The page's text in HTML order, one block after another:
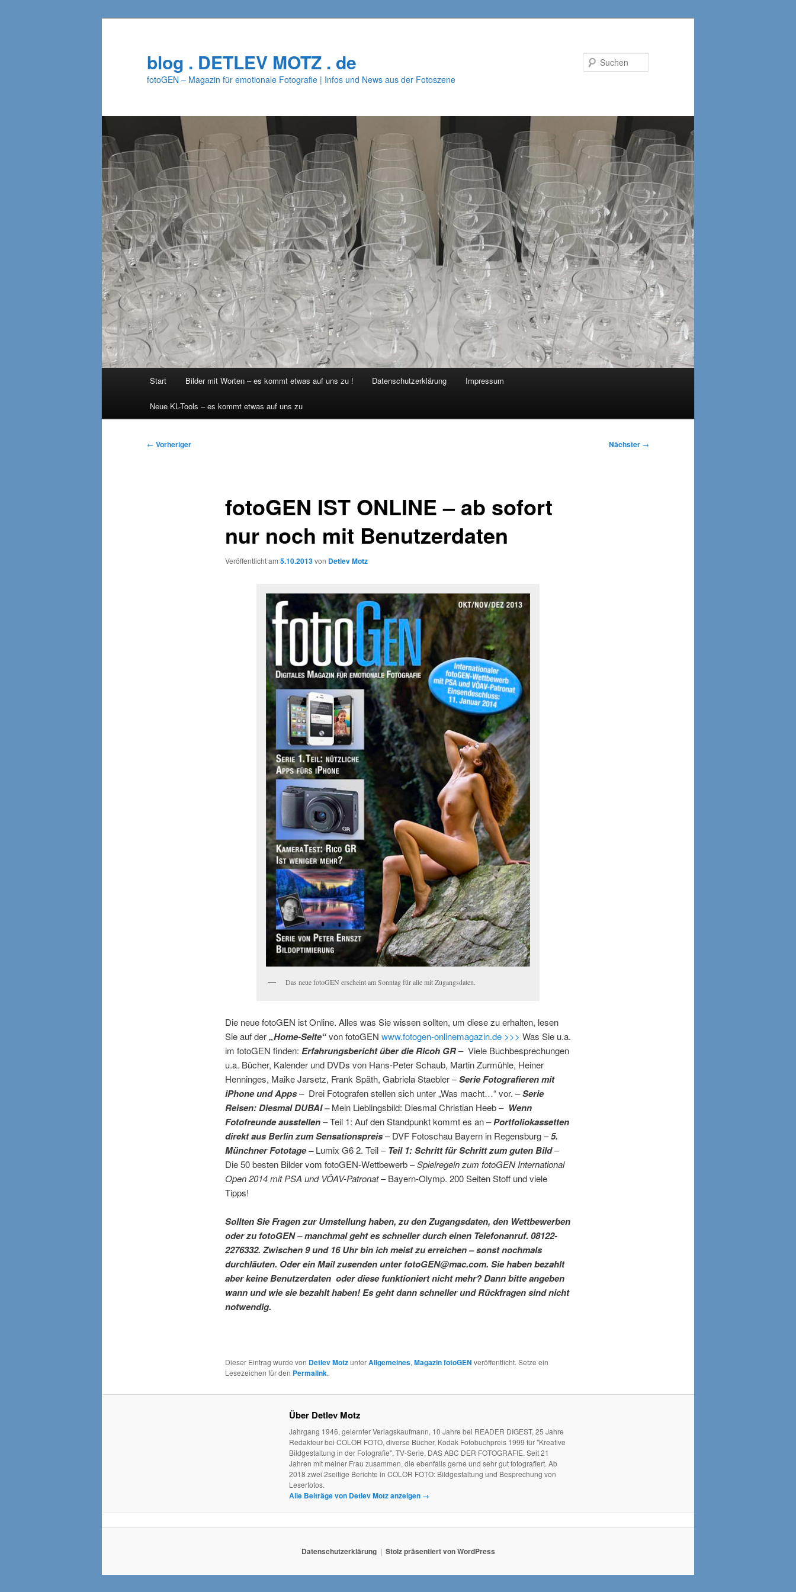
blog . DETLEV MOTZ . de
fotoGEN – Magazin für emotionale Fotografie | Infos und News aus der Fotoszene
Start Bilder mit Worten – es kommt etwas auf uns zu ! Datenschutzerklärung Impressum
Neue KL-Tools – es kommt etwas auf uns zu
Beitragsnavigation
← Vorheriger Nächster →
fotoGEN IST ONLINE – ab sofort
nur noch mit Benutzerdaten
Veröffentlicht am 5.10.2013von Detlev Motz
Das neue fotoGEN erscheint am Sonntag für alle mit Zugangsdaten.
Die neue fotoGEN ist Online. Alles was Sie wissen sollten, um diese zu erhalten, lesen
Sie auf der„Home-Seite“von fotoGEN www.fotogen-onlinemagazin.de >>> Was Sie u.a.
im fotoGEN finden: Erfahrungsbericht über die Ricoh GR– Viele Buchbesprechungen
u.a. Bücher, Kalender und DVDs von Hans-Peter Schaub, Martin Zurmühle, Heiner
Henninges, Maike Jarsetz, Frank Späth, Gabriela Staebler –Serie Fotografieren mit
iPhone und Apps– Drei Fotografen stellen sich unter „Was macht…“ vor. –Serie
Reisen: Diesmal DUBAI –Mein Lieblingsbild: Diesmal Christian Heeb – Wenn
Fotofreunde ausstellen– Teil 1: Auf den Standpunkt kommt es an –Portfoliokassetten
direkt aus Berlin zum Sensationspreis– DVF Fotoschau Bayern in Regensburg –5.
Münchner Fototage –Lumix G6 2. Teil –Teil 1: Schritt für Schritt zum guten Bild–
Die 50 besten Bilder vom fotoGEN-Wettbewerb –Spielregeln zum fotoGEN International
Open 2014 mit PSA und VÖAV-Patronat– Bayern-Olymp. 200 Seiten Stoff und viele
Tipps!
Sollten Sie Fragen zur Umstellung haben, zu den Zugangsdaten, den Wettbewerben
oder zu fotoGEN – manchmal geht es schneller durch einen Telefonanruf. 08122-
2276332. Zwischen 9 und 16 Uhr bin ich meist zu erreichen – sonst nochmals
durchläuten. Oder ein Mail zusenden unter fotoGEN@mac.com. Sie haben bezahlt
aber keine Benutzerdaten oder diese funktioniert nicht mehr? Dann bitte angeben
wann und wie sie bezahlt haben! Es geht dann schneller und Rückfragen sind nicht
notwendig.
Dieser Eintrag wurde von Detlev MotzunterAllgemeines, Magazin fotoGEN veröffentlicht. Setze ein
Lesezeichen für den Permalink.
Über Detlev Motz
Jahrgang 1946, gelernter Verlagskaufmann, 10 Jahre bei READER DIGEST, 25 Jahre
Redakteur bei COLOR FOTO, diverse Bücher, Kodak Fotobuchpreis 1999 für "Kreative
Bildgestaltung in der Fotografie", TV-Serie, DAS ABC DER FOTOGRAFIE. Seit 21
Jahren mit meiner Frau zusammen, die ebenfalls gerne und sehr gut fotografiert. Ab
2018 zwei 2seitige Berichte in COLOR FOTO: Bildgestaltung und Besprechung von
Leserfotos.
Alle Beiträge von Detlev Motz anzeigen →
Datenschutzerklärung Stolz präsentiert von WordPress